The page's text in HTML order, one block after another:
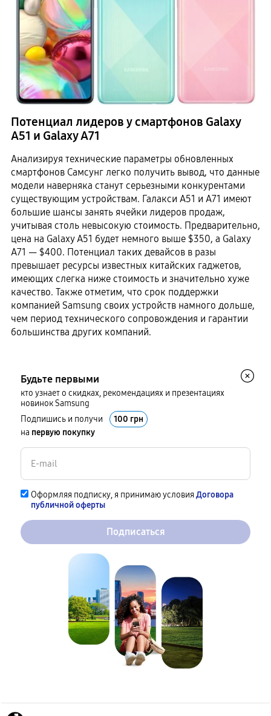
Потенциал лидеров у смартфонов Galaxy
A51 и Galaxy A71
Анализируя технические параметры обновленных
смартфонов Самсунг легко получить вывод, что данные
модели наверняка станут серьезными конкурентами
существующим устройствам. Галакси А51 и А71 имеют
большие шансы занять ячейки лидеров продаж,
учитывая столь невысокую стоимость. Предварительно,
цена на Galaxy A51 будет немного выше $350, а Galaxy
A71 — $400. Потенциал таких девайсов в разы
превышает ресурсы известных китайских гаджетов,
имеющих слегка ниже стоимость и значительно хуже
качество. Также отметим, что срок поддержки
компанией Samsung своих устройств намного дольше,
чем период технического сопровождения и гарантии
большинства других компаний.
Будьте первыми
кто узнает о скидках, рекомендациях и презентациях
новинок Samsung
Подпишись и получи
100 грн
на первую покупку
Оформляя подписку, я принимаю условия Договора
публичной оферты
Подписаться